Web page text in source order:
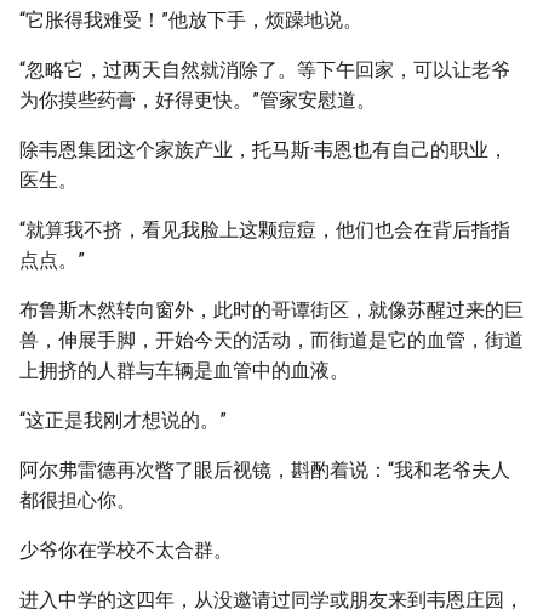
“它胀得我难受！”他放下手，烦躁地说。
“忽略它，过两天自然就消除了。等下午回家，可以让老爷
为你摸些药膏，好得更快。”管家安慰道。
除韦恩集团这个家族产业，托马斯·韦恩也有自己的职业，
医生。
“就算我不挤，看见我脸上这颗痘痘，他们也会在背后指指
点点。”
布鲁斯木然转向窗外，此时的哥谭街区，就像苏醒过来的巨
兽，伸展手脚，开始今天的活动，而街道是它的血管，街道
上拥挤的人群与车辆是血管中的血液。
“这正是我刚才想说的。”
阿尔弗雷德再次瞥了眼后视镜，斟酌着说：“我和老爷夫人
都很担心你。
少爷你在学校不太合群。
进入中学的这四年，从没邀请过同学或朋友来到韦恩庄园，